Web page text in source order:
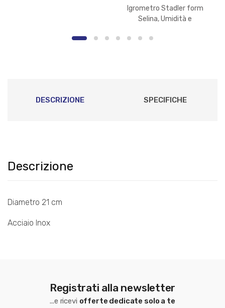
Igrometro Stadler form
Selina, Umidità e
DESCRIZIONE SPECIFICHE
Descrizione
Diametro 21 cm
Acciaio Inox
Registrati alla newsletter
...e ricevi offerte dedicate solo a te